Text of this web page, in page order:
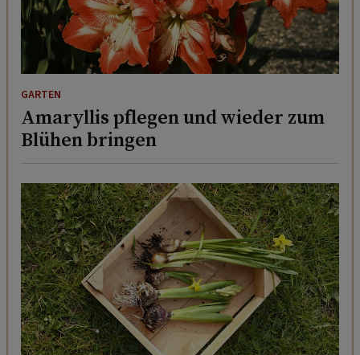
GARTEN
Amaryllis pflegen und wieder zum
Blühen bringen